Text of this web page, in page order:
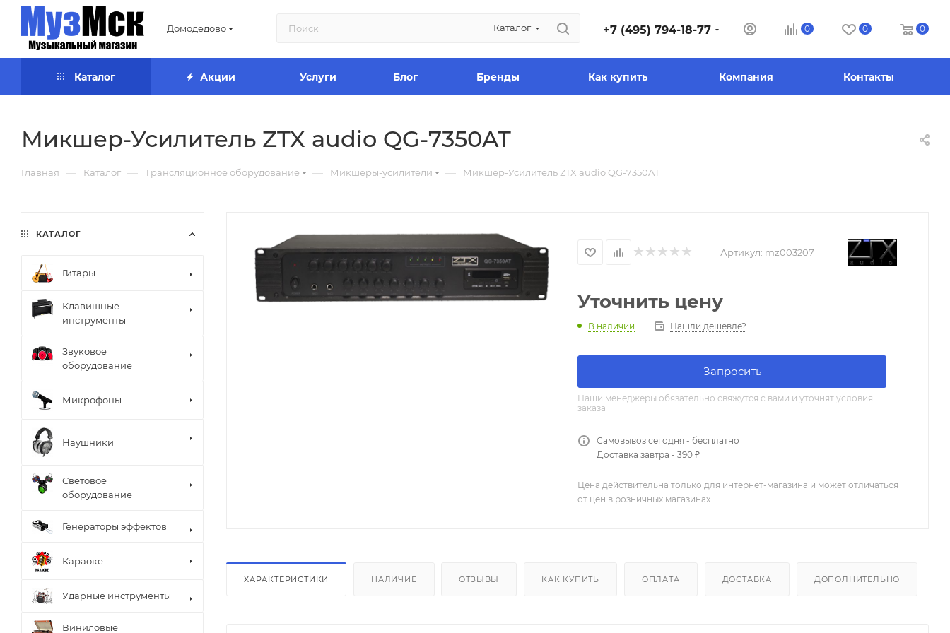
Домодедово Каталог +7 (495) 794-18-77 0 0 0
Каталог Акции Услуги Блог Бренды Как купить Компания Контакты
Микшер-Усилитель ZTX audio QG-7350AT
Главная — Каталог — Трансляционное оборудование — Микшеры-усилители — Микшер-Усилитель ZTX audio QG-7350AT
Артикул: mz003207
Уточнить цену
В наличии Нашли дешевле?
Запросить
Наши менеджеры обязательно свяжутся с вами и уточнят условия
заказа
Самовывоз сегодня - бесплатно
Доставка завтра - 390 ₽
Цена действительна только для интернет-магазина и может отличаться
от цен в розничных магазинах
ХАРАКТЕРИСТИКИ НАЛИЧИЕ ОТЗЫВЫ КАК КУПИТЬ ОПЛАТА ДОСТАВКА ДОПОЛНИТЕЛЬНО
КАТАЛОГ
Гитары
Клавишные
инструменты
Звуковое
оборудование
Микрофоны
Наушники
Световое
оборудование
Генераторы эффектов
Караоке
Ударные инструменты
Виниловые